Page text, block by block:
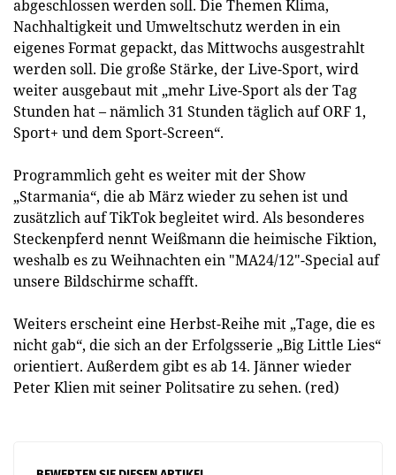
abgeschlossen werden soll. Die Themen Klima,
Nachhaltigkeit und Umweltschutz werden in ein
eigenes Format gepackt, das Mittwochs ausgestrahlt
werden soll. Die große Stärke, der Live-Sport, wird
weiter ausgebaut mit „mehr Live-Sport als der Tag
Stunden hat – nämlich 31 Stunden täglich auf ORF 1,
Sport+ und dem Sport-Screen“.
Programmlich geht es weiter mit der Show
„Starmania“, die ab März wieder zu sehen ist und
zusätzlich auf TikTok begleitet wird. Als besonderes
Steckenpferd nennt Weißmann die heimische Fiktion,
weshalb es zu Weihnachten ein "MA24/12"-Special auf
unsere Bildschirme schafft.
Weiters erscheint eine Herbst-Reihe mit „Tage, die es
nicht gab“, die sich an der Erfolgsserie „Big Little Lies“
orientiert. Außerdem gibt es ab 14. Jänner wieder
Peter Klien mit seiner Politsatire zu sehen. (red)